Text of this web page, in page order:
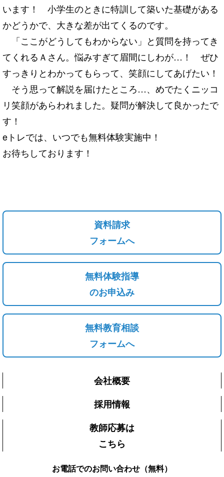
います！ 小学生のときに特訓して築いた基礎がある
かどうかで、 大きな差が出てくるのです。
「ここがどうしてもわからない」 と質問を持ってき
てくれるＡさん。悩みすぎて眉間にしわが…！ ぜひ
すっきりとわかってもらって、笑顔にしてあげたい！
そう思って解説を届けたところ…、 めでたくニッコ
リ笑顔があらわれました。 疑問が解決して良かったで
す！
eトレでは、いつでも無料体験実施中！
お待ちしております！
資料請求
フォームへ
無料体験指導
のお申込み
無料教育相談
フォームへ
会社概要
採用情報
教師応募は
こちら
お電話でのお問い合わせ（無料）